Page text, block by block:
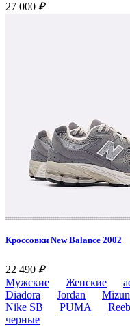
27 000 ₽
Кроссовки New Balance 2002
22 490 ₽
Мужские
Женские
Diadora
Jordan
Nike SB
PUMA
черные